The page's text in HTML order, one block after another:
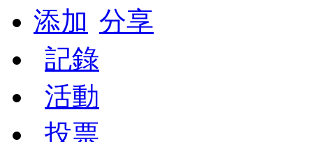
添加 分享
記錄
活動
投票